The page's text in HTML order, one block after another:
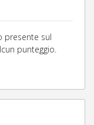
presente sul
punteggio.